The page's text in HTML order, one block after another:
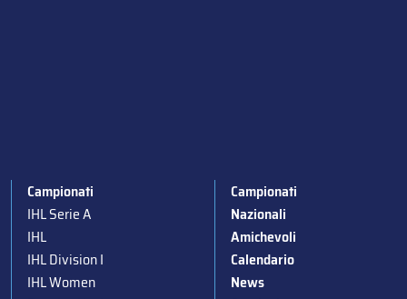
Campionati
IHL Serie A
IHL
IHL Division I
IHL Women
Campionati
Nazionali
Amichevoli
Calendario
News